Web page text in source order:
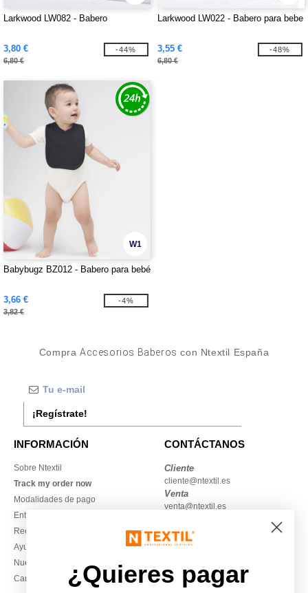
Larkwood LW082 - Babero
3,80 €
6,80 €
-44%
Larkwood LW022 - Babero para bebe
3,55 €
6,80 €
-48%
W1
Babybugz BZ012 - Babero para bebé
3,66 €
3,82 €
-4%
Compra Accesorios Baberos con Ntextil España
¡Regístrate!
INFORMACIÓN
Sobre Ntextil
Track my order now
Modalidades de pago
Entrega
Reembolsos / devoluciones
Ayuda & FAQs
Nuestros compromisos
Camisetas locales al por mayor
CONTÁCTANOS
Cliente
cliente@ntextil.es
Venta
venta@ntextil.es
930 410 200
Viernes: 10:00–14:00
¿Quieres pagar